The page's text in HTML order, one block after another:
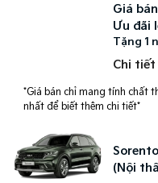
Giá
Ưu đãi
Tặng 1
Chi tiết
*Giá bán chỉ mang tính chất
nhất để biết thêm chi tiết*
(Nội